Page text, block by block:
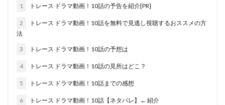
1 トレース ドラマ動画！10話の予告を紹介[PR]
2
トレース ドラマ動画！10話を無料で見逃し視聴するおススメの方
法
3 トレース ドラマ動画！10話の予想は
4 トレース ドラマ動画！10話の見所はどこ？
5 トレース ドラマ動画！10話までの感想
6 トレース ドラマ動画！10話【ネタバレ】← 紹介